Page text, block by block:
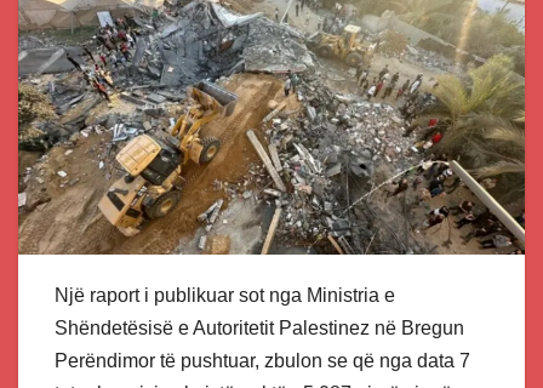
Një raport i publikuar sot nga Ministria e
Shëndetësisë e Autoritetit Palestinez në Bregun
Perëndimor të pushtuar, zbulon se që nga data 7